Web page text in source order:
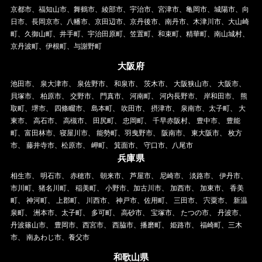
京都市、福知山市、舞鶴市、綾部市、宇治市、宮津市、亀岡市、城陽市、向
日市、長岡京市、八幡市、京田辺市、京丹後市、南丹市、木津川市、大山崎
町、久御山町、井手町、宇治田原町、笠置町、和束町、精華町、南山城村、
京丹波町、伊根町、与謝野町
大阪府
池田市、 泉大津市、 泉佐野市、 和泉市、 茨木市、 大阪狭山市、 大阪市、
貝塚市、 柏原市、 交野市、 門真市、 河南町、 河内長野市、 岸和田市、 熊
取町、堺市、 四條畷市、 島本町、 吹田市、 摂津市、 泉南市、太子町、 大
東市、 高石市、 高槻市、 田尻町、 忠岡町、 千早赤阪村、 豊中市、 豊能
町、富田林市、寝屋川市、 能勢町、羽曳野市、 阪南市、 東大阪市、 枚方
市、 藤井寺市、松原市、 岬町、 箕面市、 守口市、八尾市
兵庫県
相生市、 明石市、 赤穂市、 朝来市、 芦屋市、 尼崎市、 淡路市、 伊丹市、
市川町、猪名川町、 稲美町、 小野市、加古川市、 加西市、 加東市、 香美
町、 神河町、 上郡町、 川西市、 神戸市、佐用町、 三田市、 宍粟市、 新温
泉町、 洲本市、太子町、 多可町、 高砂市、 宝塚市、 たつの市、 丹波市、
丹波篠山市、 豊岡市、西宮市、 西脇市、播磨町、 姫路市、 福崎町、三木
市、 南あわじ市、養父市
和歌山県